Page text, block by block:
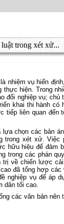
trong xét xử...
nhiệm vụ hiến
hiện. Trong
đổi nghiệp vụ;
khai thi hành có
tiếp liên quan đến
chọn các bản
trong xét xử.
hiệu để đảm
trong các phán
trị về chiến lược
đã tổng hợp
nghiệp vụ để áp
dân tối cao.
các văn bản nên